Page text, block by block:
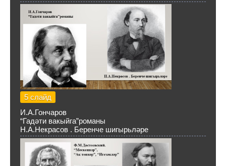
5 слайд
И.А.Гончаров
“Гадәти вакыйга”романы
Н.А.Некрасов . Беренче шигырьләре